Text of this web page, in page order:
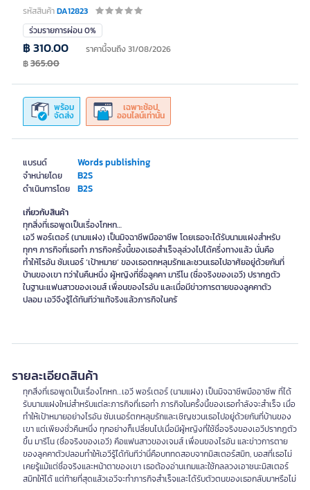
รหัสสินค้าDA12823
แบรนด์ Words publishing
จำหน่ายโดย B2S
ดำเนินการโดย B2S
ร่วมรายการผ่อน 0%
พร้อม
จัดส่ง
เฉพาะช้อป
ออนไลน์เท่านั้น
฿ 310.00 ราคานี้จนถึง 31/08/2026
฿365.00
เกี่ยวกับสินค้า
ทุกสิ่งที่เธอพูดเป็นเรื่องโกหก…
เอวี พอร์เตอร์ (นามแฝง) เป็นมิจฉาชีพมืออาชีพ โดยเธอจะได้รับนามแฝงสำหรับ
ทุกๆ ภารกิจที่เธอทำ ภารกิจครั้งนี้ของเธอสำเร็จลุล่วงไปได้ครึ่งทางแล้ว นั่นคือ
ทำให้ไรอัน ซัมเนอร์ ‘เป้าหมาย’ ของเธอตกหลุมรักและชวนเธอไปอาศัยอยู่ด้วยกันที่
บ้านของเขา ทว่าในคืนหนึ่ง ผู้หญิงที่ชื่อลูคคา มารีโน (ชื่อจริงของเอวี) ปรากฏตัว
ในฐานะแฟนสาวของเจมส์ เพื่อนของไรอัน และเมื่อมีข่าวการตายของลูคคาตัว
ปลอม เอวีจึงรู้ได้ทันทีว่าแท้จริงแล้วภารกิจในครั
รายละเอียดสินค้า
ทุกสิ่งที่เธอพูดเป็นเรื่องโกหก…เอวี พอร์เตอร์ (นามแฝง) เป็นมิจฉาชีพมืออาชีพ ที่ได้
รับนามแฝงใหม่สำหรับแต่ละภารกิจที่เธอทำ ภารกิจในครั้งนี้ของเธอกำลังจะสำเร็จ เมื่อ
ทำให้เป้าหมายอย่างไรอัน ซัมเนอร์ตกหลุมรักและเชิญชวนเธอไปอยู่ด้วยกันที่บ้านของ
เขา แต่เพียงชั่วคืนหนึ่ง ทุกอย่างก็เปลี่ยนไปเมื่อมีผู้หญิงที่ใช้ชื่อจริงของเอวีปรากฏตัว
ขึ้น มารีโน (ชื่อจริงของเอวี) คือแฟนสาวของเจมส์ เพื่อนของไรอัน และข่าวการตาย
ของลูคคาตัวปลอมทำให้เอวีรู้ได้ทันทีว่านี่คือบททดสอบจากมิสเตอร์สมิท, บอสที่เธอไม่
เคยรู้แม้แต่ชื่อจริงและหน้าตาของเขา เธอต้องอ่านเกมและใช้กลลวงเอาชนะมิสเตอร์
สมิทให้ได้ แต่ท้ายที่สุดแล้วเอวีจะทำภารกิจสำเร็จและได้รับตัวตนของเธอกลับมาหรือไม่